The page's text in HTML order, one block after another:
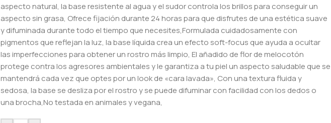
aspecto natural, la base resistente al agua y el sudor controla los brillos para conseguir un
aspecto sin grasa, Ofrece fijación durante 24 horas para que disfrutes de una estética suave
y difuminada durante todo el tiempo que necesites,Formulada cuidadosamente con
pigmentos que reflejan la luz, la base líquida crea un efecto soft-focus que ayuda a ocultar
las imperfecciones para obtener un rostro más limpio, El añadido de flor de melocotón
protege contra los agresores ambientales y le garantiza a tu piel un aspecto saludable que se
mantendrá cada vez que optes por un look de «cara lavada», Con una textura fluida y
sedosa, la base se desliza por el rostro y se puede difuminar con facilidad con los dedos o
una brocha,No testada en animales y vegana,